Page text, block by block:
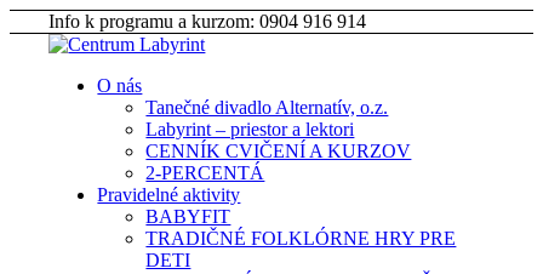
Info k programu a kurzom: 0904 916 914
O nás
Tanečné divadlo Alternatív, o.z.
Labyrint – priestor a lektori
CENNÍK CVIČENÍ A KURZOV
2-PERCENTÁ
Pravidelné aktivity
BABYFIT
TRADIČNÉ FOLKLÓRNE HRY PRE
DETI